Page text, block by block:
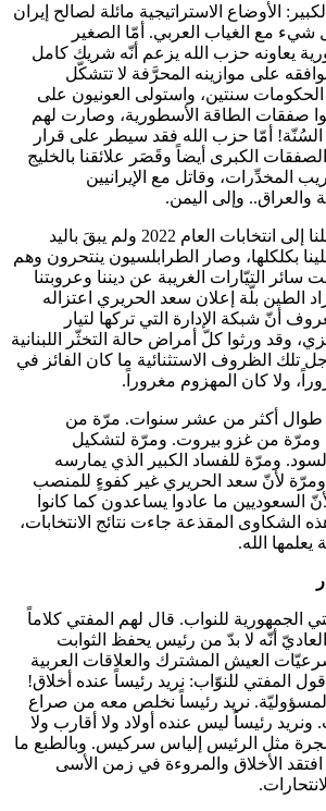
الأوضاع الاستراتيجية مائلة لصالح إيران
شيء مع الغياب العربي. أمّا الصغير
يعاونه حزب الله يزعم أنّه شريك كامل
على موازينه المحرَّفة لا تتشكّل
سنتين، واستولى العونيون على
صفقات الطاقة الأسطورية، وصارت لهم
أمّا حزب الله فقد سيطر على قرار
الكبرى أيضاً وقَصَر علائقنا بالخليج
المخدِّرات، وقاتل مع الإيرانيين
والعراق.. وإلى اليمن.
المهمّ والمفجع أنّنا وصلنا إلى انتخابات العام 2022 ولم يبقَ باليد
بكلكلها، وصار الطرابلسيون ينتحرون وهم
سائر التيّارات الغريبة عن ديننا وعروبتنا
الطين بلّة إعلان سعد الحريري اعتزاله
أنّ شبكة الإدارة التي تركها لتيار
وقد ورثوا كلّ أمراض حالة التخثّر اللبنانية
تلك الظروف الاستثنائية ما كان الفائز في
ولا كان المهزوم مغروراً.
طوال أكثر من عشر سنوات. مرّة من
ومرّة من غزو بيروت. ومرّة لتشكيل
ومرّة للفساد الكبير الذي يمارسه
ومرّة لأنّ سعد الحريري غير كفوءٍ للمنصب
السعوديين ما عادوا يساعدون كما كانوا
الشكاوى المقذعة جاءت نتائج الانتخابات،
الله.
الجمهورية للنواب. قال لهم المفتي كلاماً
أنّه لا بدّ من رئيس يحفظ الثوابت
العيش المشترك والعلاقات العربية
المفتي للنوّاب: نريد رئيساً عنده أخلاق!
المسؤوليّة. نريد رئيساً نخلص معه من صراع
ونريد رئيساً ليس عنده أولاد ولا أقارب ولا
مثل الرئيس إلياس سركيس. وبالطبع ما
الأخلاق والمروءة في زمن الأسى